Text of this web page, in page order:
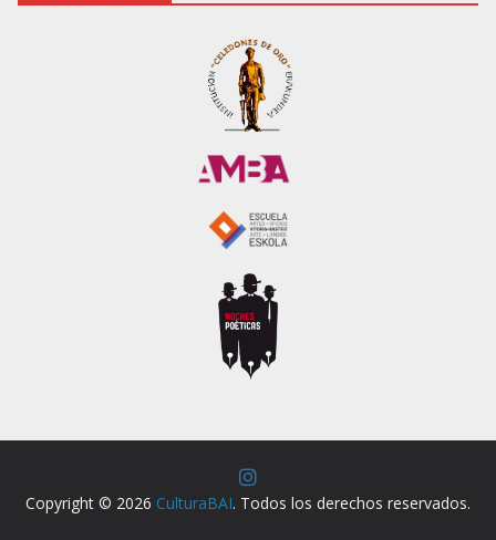
Copyright © 2026 CulturaBAI. Todos los derechos reservados.